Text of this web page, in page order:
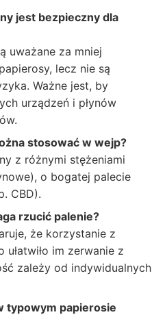
jest bezpieczny dla
uważane za mniej
lecz nie są
Ważne jest, by
urządzeń i płynów
stosować w wejp?
z różnymi stężeniami
o bogatej palecie
CBD).
rzucić palenie?
że korzystanie z
im zerwanie z
zależy od indywidualnych
typowym papierosie